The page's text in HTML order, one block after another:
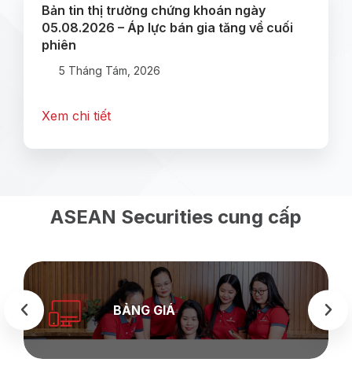
Bản tin thị trường chứng khoán ngày
05.08.2026 – Áp lực bán gia tăng về cuối
phiên
5 Tháng Tám, 2026
Xem chi tiết
ASEAN Securities cung cấp
BẢNG GIÁ